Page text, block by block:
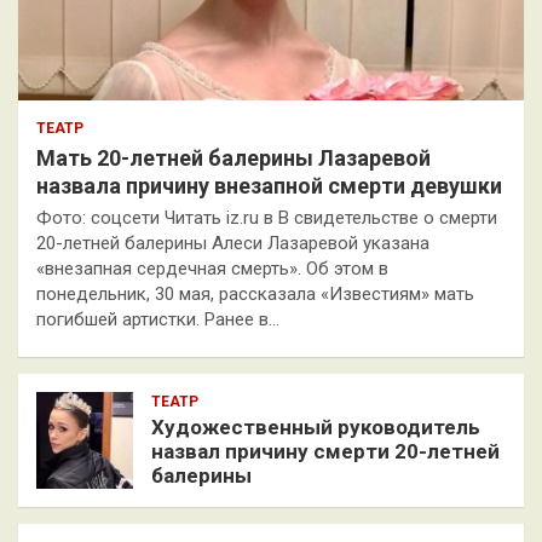
ТЕАТР
Мать 20-летней балерины Лазаревой
назвала причину внезапной смерти девушки
Фото: соцсети Читать iz.ru в В свидетельстве о смерти
20-летней балерины Алеси Лазаревой указана
«внезапная сердечная смерть». Об этом в
понедельник, 30 мая, рассказала «Известиям» мать
погибшей артистки. Ранее в…
ТЕАТР
Художественный руководитель
назвал причину смерти 20-летней
балерины